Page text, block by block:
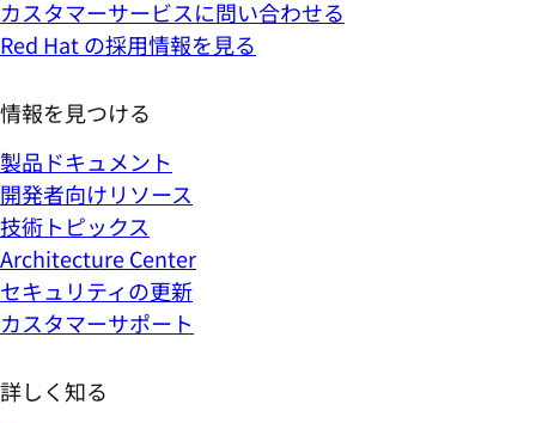
カスタマーサービスに問い合わせる
Red Hat の採用情報を見る
情報を見つける
製品ドキュメント
開発者向けリソース
技術トピックス
Architecture Center
セキュリティの更新
カスタマーサポート
詳しく知る